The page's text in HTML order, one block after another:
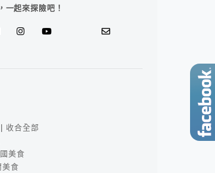
一起來探險吧！
收合全部
美食
美食